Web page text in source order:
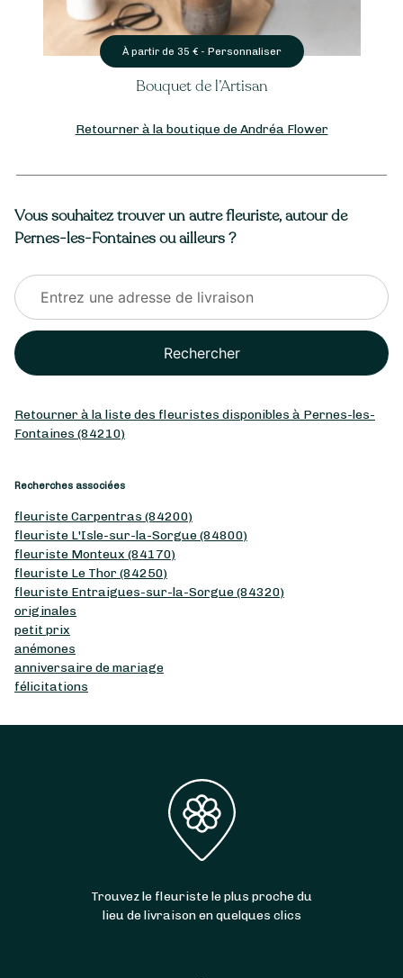
À partir de 35 € - Personnaliser
Bouquet de l’Artisan
Retourner à la boutique de Andréa Flower
Vous souhaitez trouver un autre fleuriste, autour de
Pernes-les-Fontaines ou ailleurs ?
Rechercher
Retourner à la liste des fleuristes disponibles à Pernes-les-
Fontaines (84210)
Recherches associées
fleuriste Carpentras (84200)
fleuriste L'Isle-sur-la-Sorgue (84800)
fleuriste Monteux (84170)
fleuriste Le Thor (84250)
fleuriste Entraigues-sur-la-Sorgue (84320)
originales
petit prix
anémones
anniversaire de mariage
félicitations
Trouvez le fleuriste le plus proche du
lieu de livraison en quelques clics